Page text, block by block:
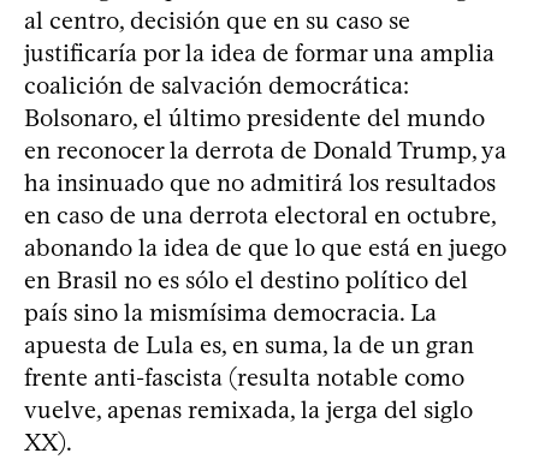
al centro, decisión que en su caso se
justificaría por la idea de formar una amplia
coalición de salvación democrática:
Bolsonaro, el último presidente del mundo
en reconocer la derrota de Donald Trump, ya
ha insinuado que no admitirá los resultados
en caso de una derrota electoral en octubre,
abonando la idea de que lo que está en juego
en Brasil no es sólo el destino político del
país sino la mismísima democracia. La
apuesta de Lula es, en suma, la de un gran
frente anti-fascista (resulta notable como
vuelve, apenas remixada, la jerga del siglo
XX).